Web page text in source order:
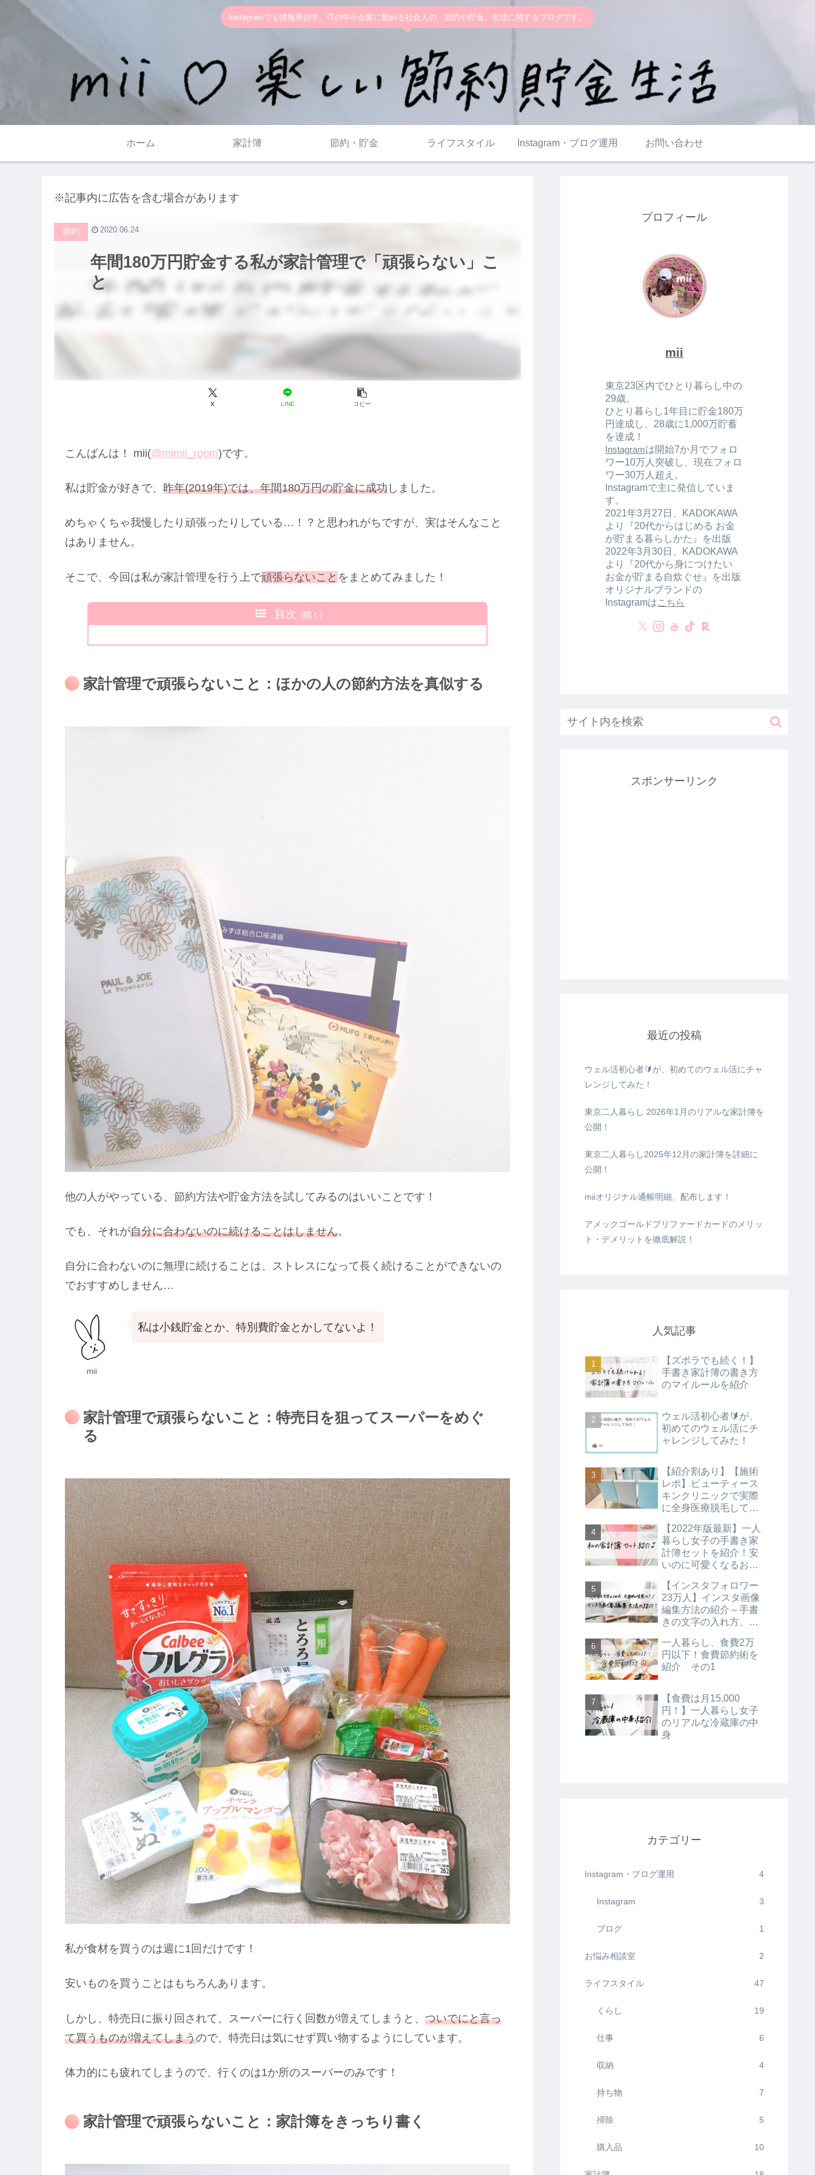
Instagramでも情報発信中。ITの中小企業に勤める社会人の、節約や貯金、生活に関するブログです。
ホーム 家計簿 節約・貯金 ライフスタイル Instagram・ブログ運用 お問い合わせ
年間180万円貯金する私が家計管理で「頑張らない」こ
と
※記事内に広告を含む場合があります
節約
X LINE コピー
2020.06.24
こんばんは！ mii(@mimii_room)です。
私は貯金が好きで、 昨年(2019年)では、年間180万円の貯金に成功 しました。
めちゃくちゃ我慢したり頑張ったりしている…！？と思われがちですが、実はそんなこと
はありません。
そこで、今回は私が家計管理を行う上で頑張らないこと をまとめてみました！
目次
家計管理で頑張らないこと：ほかの人の節約方法を真似する
他の人がやっている、節約方法や貯金方法を試してみるのはいいことです！
でも、それが自分に合わないのに続けることはしません。
自分に合わないのに無理に続けることは、ストレスになって長く続けることができないの
でおすすめしません…
mii
私は小銭貯金とか、特別費貯金とかしてないよ！
家計管理で頑張らないこと：特売日を狙ってスーパーをめぐ
る
私が食材を買うのは週に1回だけです！
安いものを買うことはもちろんあります。
しかし、特売日に振り回されて、スーパーに行く回数が増えてしまうと、 ついでにと言っ
て買うものが増えてしまうので、特売日は気にせず買い物するようにしています。
体力的にも疲れてしまうので、行くのは1か所のスーパーのみです！
家計管理で頑張らないこと：家計簿をきっちり書く
プロフィール
mii
東京23区内でひとり暮らし中の
29歳。
ひとり暮らし1年目に貯金180万
円達成し、28歳に1,000万貯蓄
を達成！
Instagramは開始7か月でフォロ
ワー10万人突破し、現在フォロ
ワー30万人超え。
Instagramで主に発信していま
す。
2021年3月27日、KADOKAWA
より『20代からはじめる お金
が貯まる暮らしかた』を出版
2022年3月30日、KADOKAWA
より『20代から身につけたい
お金が貯まる自炊ぐせ』を出版
オリジナルブランドの
Instagramはこちら
スポンサーリンク
最近の投稿
ウェル活初心者🔰が、初めてのウェル活にチャ
レンジしてみた！
東京二人暮らし 2026年1月のリアルな家計簿を
公開！
東京二人暮らし2025年12月の家計簿を詳細に
公開！
miiオリジナル通帳明細、配布します！
アメックゴールドプリファードカードのメリッ
ト・デメリットを徹底解説！
人気記事
【ズボラでも続く！】
手書き家計簿の書き方
のマイルールを紹介
ウェル活初心者🔰が、
初めてのウェル活にチ
ャレンジしてみた！
【紹介割あり】【施術
レポ】ビューティース
キンクリニックで実際
に全身医療脱毛してみ
【2022年版最新】一人
暮らし女子の手書き家
計簿セットを紹介！安
いのに可愛くなるお気
【インスタフォロワー
23万人】インスタ画像
編集方法の紹介～手書
きの文字の入れ方、半
一人暮らし、食費2万
円以下！食費節約術を
紹介 その1
【食費は月15,000
円！】一人暮らし女子
のリアルな冷蔵庫の中
身
カテゴリー
Instagram・ブログ運用 4
Instagram 3
ブログ 1
お悩み相談室 2
ライフスタイル 47
くらし 19
仕事 6
収納 4
持ち物 7
掃除 5
購入品 10